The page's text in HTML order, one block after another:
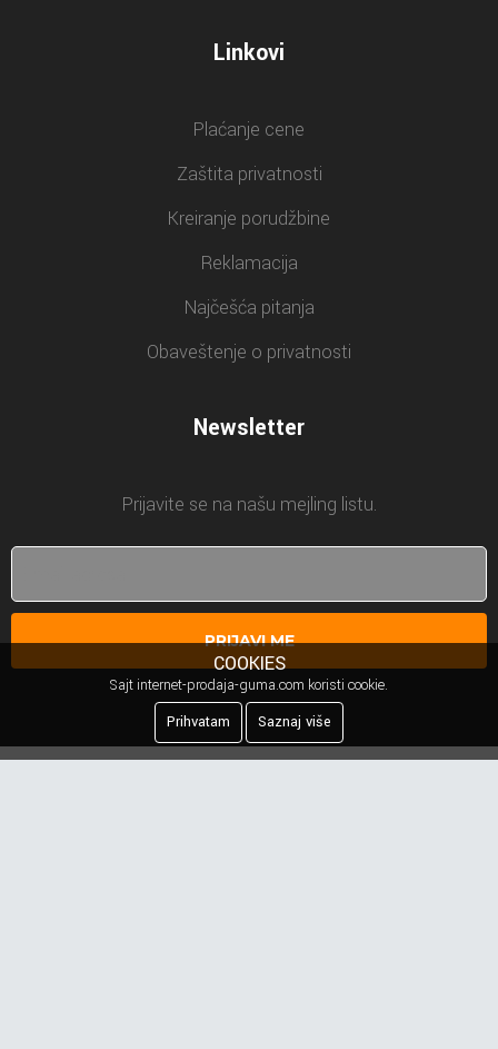
Linkovi
Plaćanje cene
Zaštita privatnosti
Kreiranje porudžbine
Reklamacija
Najčešća pitanja
Obaveštenje o privatnosti
Newsletter
Prijavite se na našu mejling listu.
PRIJAVI ME
COOKIES
Sajt internet-prodaja-guma.com koristi cookie.
Prihvatam
Saznaj više